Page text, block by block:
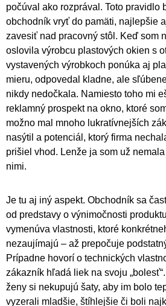
počúval ako rozprával. Toto pravidlo
obchodník vryť do pamäti, najlepšie
zavesiť nad pracovný stôl. Keď som
oslovila výrobcu plastových okien s
vystavených výrobkoch ponúka aj
mieru, odpovedal kladne, ale
nikdy nedočkala. Namiesto toho mi
reklamný prospekt na okno, ktoré
možno mal mnoho lukratívnejších
nasýtil a potenciál, ktorý firma
prišiel vhod. Lenže ja som už
nimi.
Je tu aj iný aspekt. Obchodník sa
od predstavy o výnimočnosti
vymenúva vlastnosti, ktoré
nezaujímajú – až prepočuje
Prípadne hovorí o technických
zákazník hľadá liek na svoju
ženy si nekupujú šaty, aby im bolo
vyzerali mladšie, štíhlejšie či boli